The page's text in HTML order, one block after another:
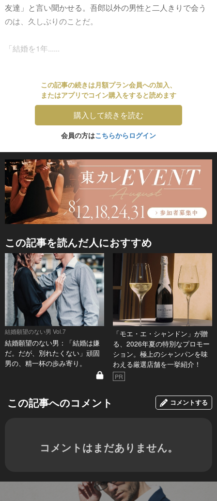
友達」と言い聞かせる。吾郎以外の男性と二人きりで会う
のは、久しぶりのことだ。
「結婚を1年......
この記事の続きは月額プラン会員への加入、
またはアプリでコイン購入をすると読めます
購入して続きを読む
会員の方はこちらからログイン
この記事を読んだ人におすすめ
結婚願望のない男 Vol.7
結婚願望のない男：「結婚は嫌
だ。だが、別れたくない」頑固
男の、精一杯の歩み寄り。
「モエ・エ・シャンドン」が贈
る、2026年夏の特別なプロモー
ション。極上のシャンパンを味
わえる厳選店舗を一挙紹介！
PR
この記事へのコメント コメントする
コメントはまだありません。